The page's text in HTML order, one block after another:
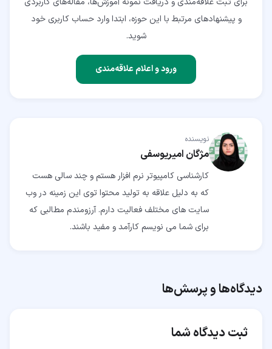
و پیشنهادهای مرتبط با این حوزه، ابتدا وارد حساب کاربری خود
شوید.
ورود و اعلام علاقه‌مندی
نویسنده
مژگان امیریوسفی
کارشناسی کامپیوتر نرم افزار هستم و چند سالی هست
که به دلیل علاقه به تولید محتوا توی این زمینه در وب
سایت های مختلف فعالیت دارم. آرزومندم مطالبی که
برای شما می نویسم کارآمد و مفید باشند.
دیدگاه‌ها و پرسش‌ها
ثبت دیدگاه شما